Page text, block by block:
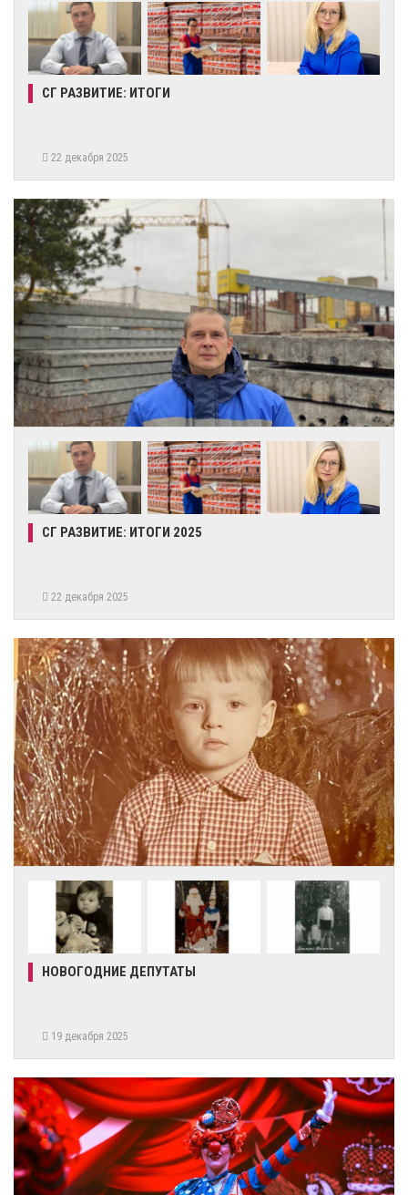
СГ РАЗВИТИЕ: ИТОГИ
22 декабря 2025
СГ РАЗВИТИЕ: ИТОГИ 2025
22 декабря 2025
НОВОГОДНИЕ ДЕПУТАТЫ
19 декабря 2025